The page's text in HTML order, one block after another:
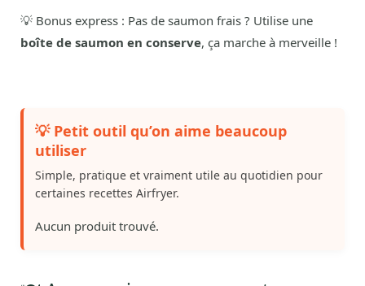
💡 Bonus express : Pas de saumon frais ? Utilise une
boîte de saumon en conserve, ça marche à merveille !
💡 Petit outil qu’on aime beaucoup
utiliser
Simple, pratique et vraiment utile au quotidien pour
certaines recettes Airfryer.
Aucun produit trouvé.